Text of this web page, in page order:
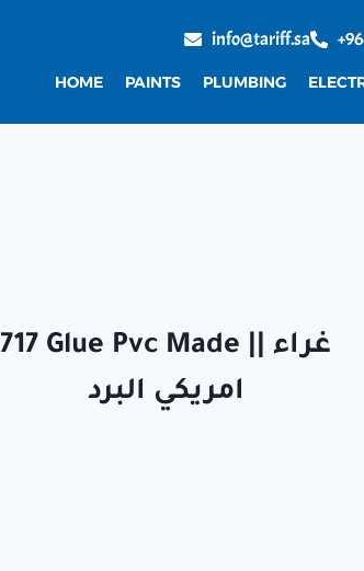
info@tariff.sa
HOME PAINTS PLUMBING
717 Glue Pvc Made || غراء
امريكي البرد